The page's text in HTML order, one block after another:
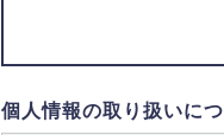
個人情報の取り扱いに